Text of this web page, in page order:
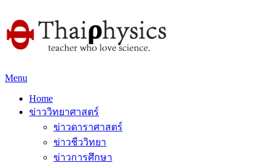
Menu
Home
ข่าววิทยาศาสตร์
ข่าวดาราศาสตร์
ข่าวชีววิทยา
ข่าวการศึกษา